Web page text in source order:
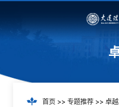
首页>> 专题推荐>> 卓